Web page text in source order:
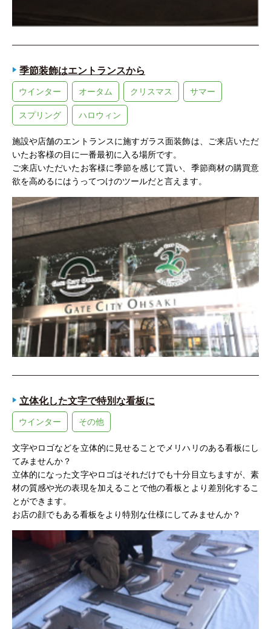
季節装飾はエントランスから
ウインター オータム クリスマス サマー
スプリング ハロウィン
施設や店舗のエントランスに施すガラス面装飾は、ご来店いただ
いたお客様の目に一番最初に入る場所です。
ご来店いただいたお客様に季節を感じて貰い、季節商材の購買意
欲を高めるにはうってつけのツールだと言えます。
立体化した文字で特別な看板に
ウインター その他
文字やロゴなどを立体的に見せることでメリハリのある看板にし
てみませんか？
立体的になった文字やロゴはそれだけでも十分目立ちますが、素
材の質感や光の表現を加えることで他の看板とより差別化するこ
とができます。
お店の顔でもある看板をより特別な仕様にしてみませんか？